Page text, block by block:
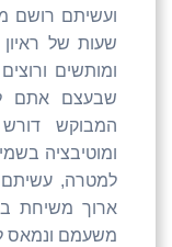
ועשיתם רושם
שעות של
ומותשים
שבעצם אתם
המבוקש
ומוטיבציה
למטרה,
ארוך משיחת
משעמם ונמאס